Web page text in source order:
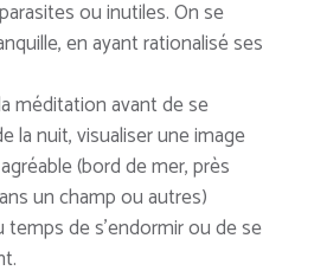
ou inutiles. On se
en ayant rationalisé ses
méditation avant de se
la nuit, visualiser une image
(bord de mer, près
un champ ou autres)
de s’endormir ou de se